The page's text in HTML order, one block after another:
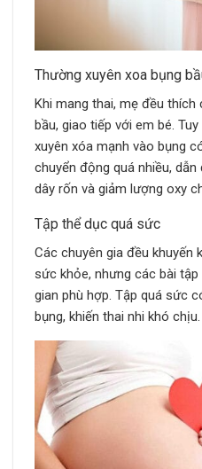
Thường xuyên xoa bụng
Khi mang thai, mẹ đều
bầu, giao tiếp với em bé.
xuyên xóa mạnh vào bụng
chuyển động quá nhiều,
dây rốn và giảm lượng oxy
Tập thể dục quá sức
Các chuyên gia đều khuyến
sức khỏe, nhưng các bài
gian phù hợp. Tập quá sức
bụng, khiến thai nhi khó chịu.